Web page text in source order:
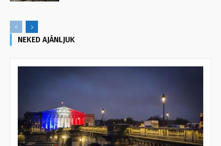
NEKED AJÁNLJUK